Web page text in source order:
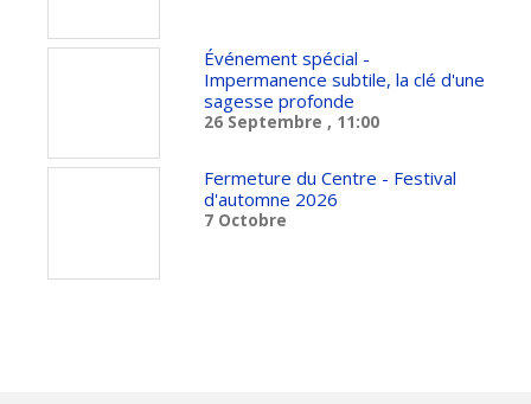
Événement spécial -
Impermanence subtile, la clé d'une
sagesse profonde
26 Septembre , 11:00
Fermeture du Centre - Festival
d'automne 2026
7 Octobre